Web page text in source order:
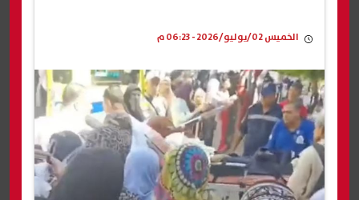
الخميس 02/يوليو/2026 - 06:23 م